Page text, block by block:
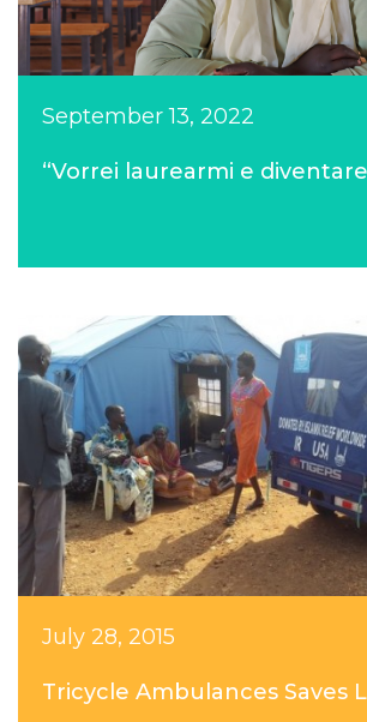
September 13, 2022
“Vorrei laurearmi e
July 28, 2015
Tricycle Ambulances Saves